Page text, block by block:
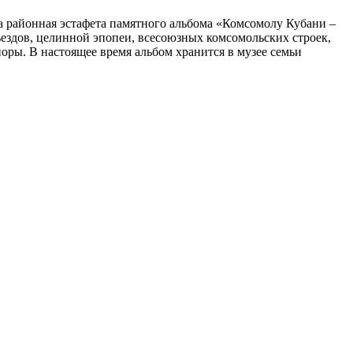
эстафета памятного альбома «Комсомолу Кубани –
целинной эпопеи, всесоюзных комсомольских строек,
В настоящее время альбом хранится в музее семьи